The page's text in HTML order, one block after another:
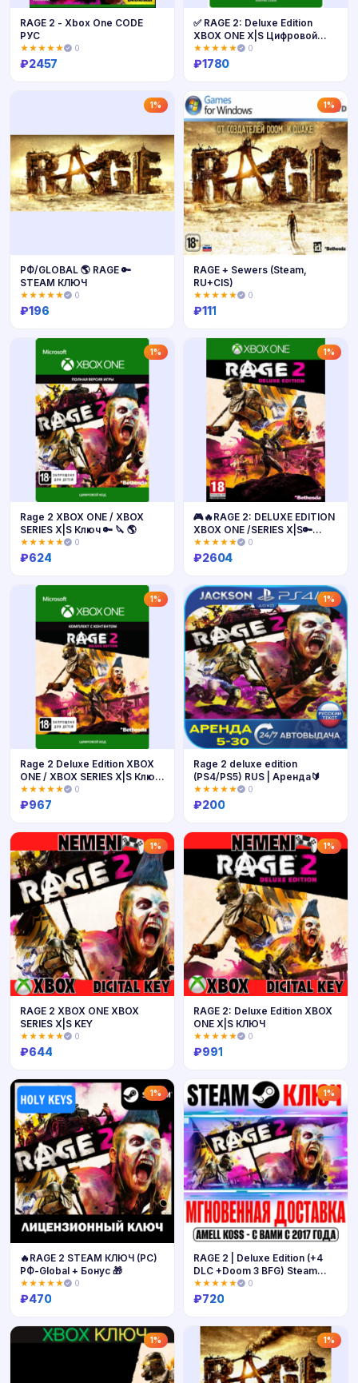
RAGE 2 - Xbox One CODE
РУС
★★★★★ 0
₽2457
✅ RAGE 2: Deluxe Edition
XBOX ONE X|S Цифровой
ключ 🔑
★★★★★ 0
₽1780
1%
РФ/GLOBAL 🌎 RAGE 🔑
STEAM КЛЮЧ
★★★★★ 0
₽196
1%
Купить
RAGE + Sewers (Steam,
RU+CIS)
★★★★★ 0
₽111
1%
Rage 2 XBOX ONE / XBOX
SERIES X|S Ключ 🔑 🔪 🌎
★★★★★ 0
₽624
1%
Купить
🎮🔥RAGE 2: DELUXE EDITION
XBOX ONE /SERIES X|S🔑
КЛЮЧ🔥
★★★★★ 0
₽2604
1%
Купить
Rage 2 Deluxe Edition XBOX
ONE / XBOX SERIES X|S Ключ
🔑
★★★★★ 0
₽967
1%
Купить
Rage 2 deluxe edition
(PS4/PS5) RUS | Аренда🔰
★★★★★ 0
₽200
1%
Купить
RAGE 2 XBOX ONE XBOX
SERIES X|S KEY
★★★★★ 0
₽644
1%
Купить
RAGE 2: Deluxe Edition XBOX
ONE X|S КЛЮЧ
★★★★★ 0
₽991
1%
Купить
🔥RAGE 2 STEAM КЛЮЧ (PC)
РФ-Global + Бонус 🎁
★★★★★ 0
₽470
1%
Купить
RAGE 2 | Deluxe Edition (+4
DLC +Doom 3 BFG) Steam
Ключ
★★★★★ 0
₽720
1% 1%